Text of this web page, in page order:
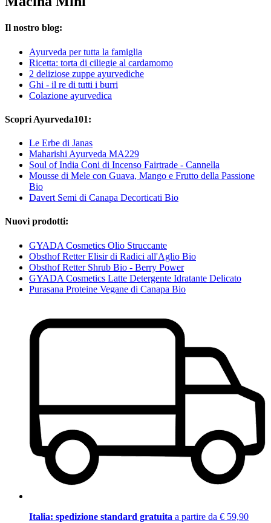
Il nostro blog:
Ayurveda per tutta la famiglia
Ricetta: torta di ciliegie al cardamomo
2 deliziose zuppe ayurvediche
Ghi - il re di tutti i burri
Colazione ayurvedica
Scopri Ayurveda101:
Le Erbe di Janas
Maharishi Ayurveda MA229
Soul of India Coni di Incenso Fairtrade - Cannella
Mousse di Mele con Guava, Mango e Frutto della Passione
Bio
Davert Semi di Canapa Decorticati Bio
Nuovi prodotti:
GYADA Cosmetics Olio Struccante
Obsthof Retter Elisir di Radici all'Aglio Bio
Obsthof Retter Shrub Bio - Berry Power
GYADA Cosmetics Latte Detergente Idratante Delicato
Purasana Proteine Vegane di Canapa Bio
Italia: spedizione standard gratuita a partire da € 59,90